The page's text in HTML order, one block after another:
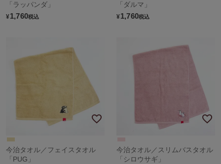
「ラッパンダ」
¥1,760税込
「ダルマ」
¥1,760税込
今治タオル／フェイスタオル
「PUG」
今治タオル／スリムバスタオル
「シロウサギ」